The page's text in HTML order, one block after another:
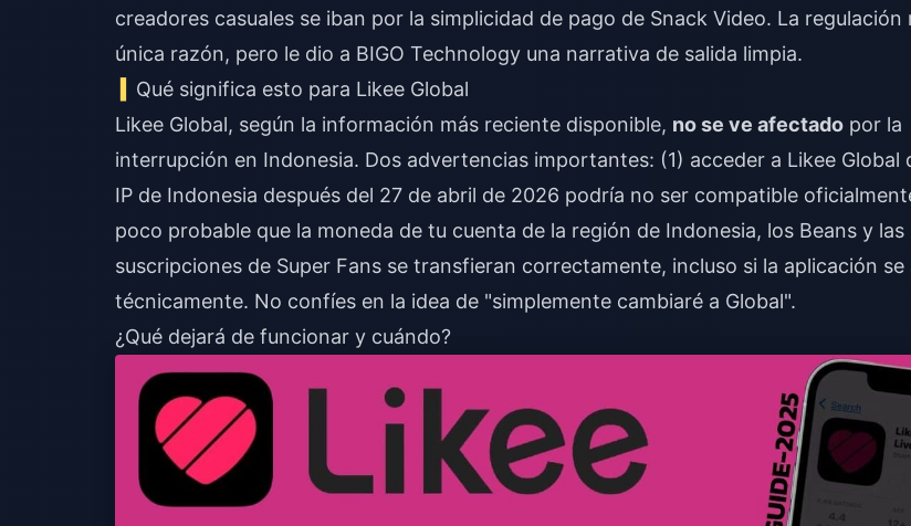
creadores casuales se iban por la simplicidad de pago de Snack Video. La regulación
única razón, pero le dio a BIGO Technology una narrativa de salida limpia.
Qué significa esto para Likee Global
Likee Global, según la información más reciente disponible, no se ve afectado por la
interrupción en Indonesia. Dos advertencias importantes: (1) acceder a Likee Global
IP de Indonesia después del 27 de abril de 2026 podría no ser compatible
poco probable que la moneda de tu cuenta de la región de Indonesia, los Beans y las
suscripciones de Super Fans se transfieran correctamente, incluso si la aplicación se
técnicamente. No confíes en la idea de "simplemente cambiaré a Global".
¿Qué dejará de funcionar y cuándo?